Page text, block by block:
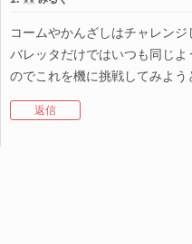
コームやかんざしはチャレン
バレッタだけではいつも同じ
のでこれを機に挑戦してみよう
返信